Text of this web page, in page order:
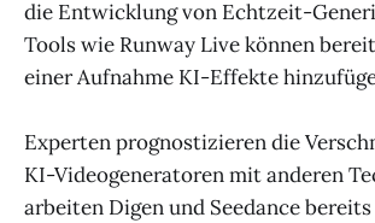
die Entwicklung von Echtzeit-
Tools wie Runway Live können
einer Aufnahme KI-Effekte
Experten prognostizieren die
KI-Videogeneratoren mit anderen
arbeiten Digen und Seedance